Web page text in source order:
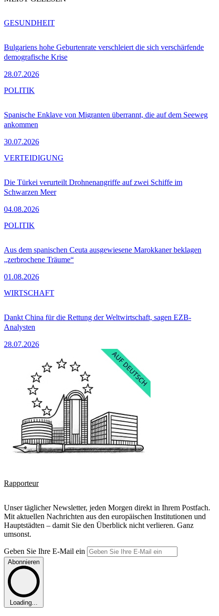
Bulgariens hohe Geburtenrate verschleiert die sich verschärfende
demografische Krise
28.07.2026
GESUNDHEIT
Spanische Enklave von Migranten überrannt, die auf dem Seeweg
ankommen
30.07.2026
POLITIK
Die Türkei verurteilt Drohnenangriffe auf zwei Schiffe im
Schwarzen Meer
04.08.2026
VERTEIDIGUNG
Aus dem spanischen Ceuta ausgewiesene Marokkaner beklagen
„zerbrochene Träume“
01.08.2026
POLITIK
Dankt China für die Rettung der Weltwirtschaft, sagen EZB-
Analysten
28.07.2026
WIRTSCHAFT
Rapporteur
Unser täglicher Newsletter, jeden Morgen direkt in Ihrem Postfach.
Mit aktuellen Nachrichten aus den europäischen Institutionen und
Hauptstädten – damit Sie den Überblick nicht verlieren. Ganz
umsonst.
Geben Sie Ihre E-Mail ein
Abonnieren
Loading...